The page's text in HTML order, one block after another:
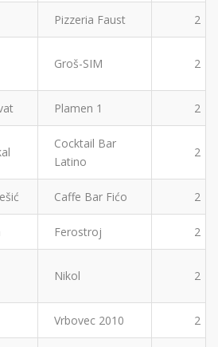
Pizzeria Faust 2
Groš-SIM 2
Plamen 1 2
Cocktail Bar
Latino
2
Caffe Bar Fićo 2
Ferostroj 2
Nikol 2
Vrbovec 2010 2